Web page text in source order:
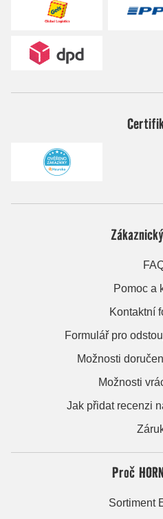
Pomoc a
Kontaktní
Formulář pro
Možnosti
Možnosti
Jak přidat recenzi
Proč
Sortiment